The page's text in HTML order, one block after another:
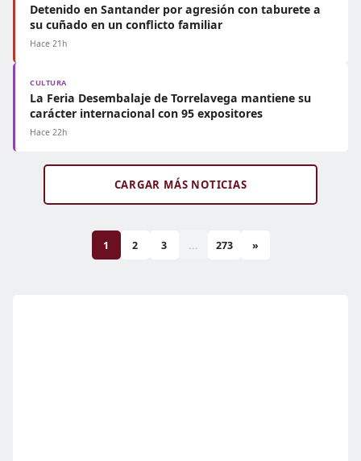
Detenido en Santander por agresión con taburete a
su cuñado en un conflicto familiar
Hace 21h
CULTURA
La Feria Desembalaje de Torrelavega mantiene su
carácter internacional con 95 expositores
Hace 22h
CARGAR MÁS NOTICIAS
1 2 3 ... 273 »